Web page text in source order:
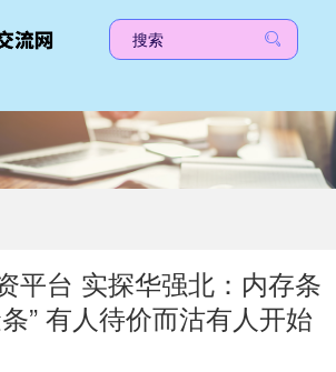
平台 实探华强北：内存条
” 有人待价而沽有人开始